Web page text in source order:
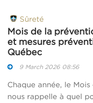
Sûreté
Mois de la
et mesures
Québec
9 March 2026 08:56
Chaque année, le
nous rappelle à quel